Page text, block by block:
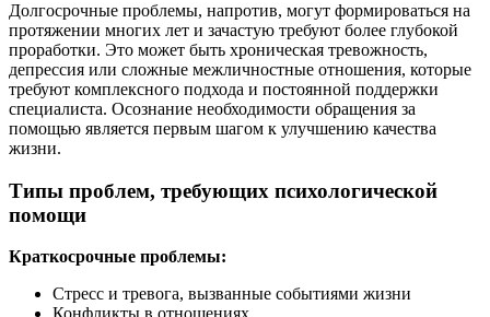
Долгосрочные проблемы, напротив, могут формироваться на
протяжении многих лет и зачастую требуют более глубокой
проработки. Это может быть хроническая тревожность,
депрессия или сложные межличностные отношения, которые
требуют комплексного подхода и постоянной поддержки
специалиста. Осознание необходимости обращения за
помощью является первым шагом к улучшению качества
жизни.
Типы проблем, требующих психологической
помощи
Краткосрочные проблемы:
Стресс и тревога, вызванные событиями жизни